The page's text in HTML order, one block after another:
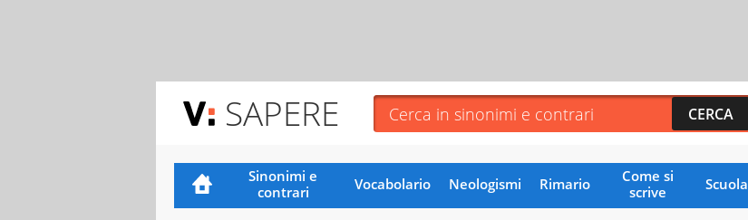
SAPERE
Sinonimi e
contrari
Vocabolario Neologismi Rimario
Come si
scrive
Scuola